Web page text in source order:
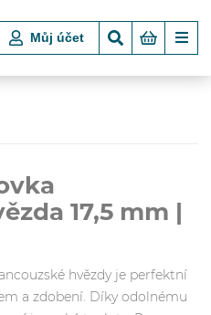
Můj účet
17,5 mm |
hvězdy je perfektní
a zdobení. Díky odolnému